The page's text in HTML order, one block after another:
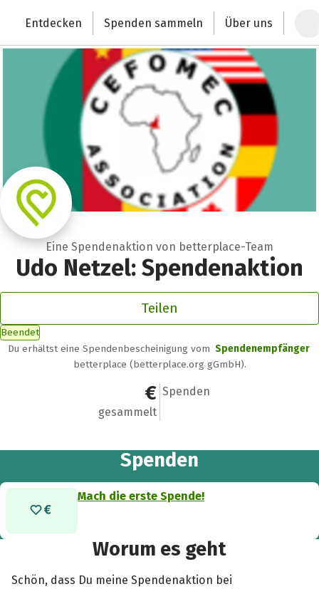
Deutschlands größte Spendenplattform
Entdecken Spenden sammeln Über uns
Eine Spendenaktion von betterplace-Team
Udo Netzel: Spendenaktion
Teilen
Beendet
Du erhältst eine Spendenbescheinigung vom Spendenempfänger
betterplace (betterplace.org gGmbH).
0 €
gesammelt
0
Spenden
Spenden
Mach die erste Spende!
Worum es geht
Schön, dass Du meine Spendenaktion bei